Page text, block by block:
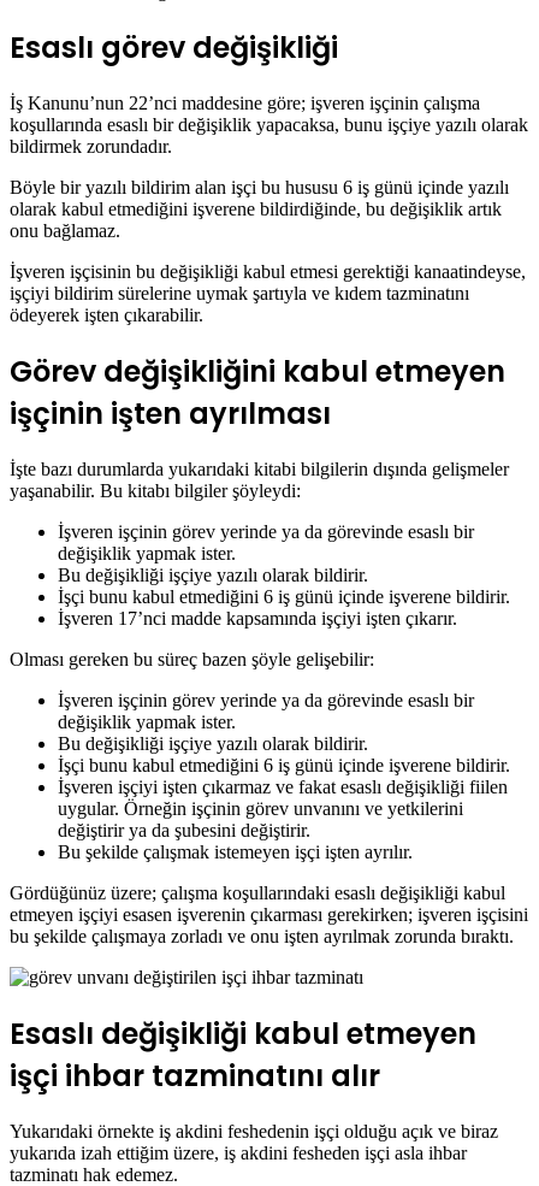
Esaslı görev değişikliği
İş Kanunu’nun 22’nci maddesine göre; işveren işçinin çalışma
koşullarında esaslı bir değişiklik yapacaksa, bunu işçiye yazılı olarak
bildirmek zorundadır.
Böyle bir yazılı bildirim alan işçi bu hususu 6 iş günü içinde yazılı
olarak kabul etmediğini işverene bildirdiğinde, bu değişiklik artık
onu bağlamaz.
İşveren işçisinin bu değişikliği kabul etmesi gerektiği kanaatindeyse,
işçiyi bildirim sürelerine uymak şartıyla ve kıdem tazminatını
ödeyerek işten çıkarabilir.
Görev değişikliğini kabul etmeyen
işçinin işten ayrılması
İşte bazı durumlarda yukarıdaki kitabi bilgilerin dışında gelişmeler
yaşanabilir. Bu kitabı bilgiler şöyleydi:
İşveren işçinin görev yerinde ya da görevinde esaslı bir
değişiklik yapmak ister.
Bu değişikliği işçiye yazılı olarak bildirir.
İşçi bunu kabul etmediğini 6 iş günü içinde işverene bildirir.
İşveren 17’nci madde kapsamında işçiyi işten çıkarır.
Olması gereken bu süreç bazen şöyle gelişebilir:
İşveren işçinin görev yerinde ya da görevinde esaslı bir
değişiklik yapmak ister.
Bu değişikliği işçiye yazılı olarak bildirir.
İşçi bunu kabul etmediğini 6 iş günü içinde işverene bildirir.
İşveren işçiyi işten çıkarmaz ve fakat esaslı değişikliği fiilen
uygular. Örneğin işçinin görev unvanını ve yetkilerini
değiştirir ya da şubesini değiştirir.
Bu şekilde çalışmak istemeyen işçi işten ayrılır.
Gördüğünüz üzere; çalışma koşullarındaki esaslı değişikliği kabul
etmeyen işçiyi esasen işverenin çıkarması gerekirken; işveren işçisini
bu şekilde çalışmaya zorladı ve onu işten ayrılmak zorunda bıraktı.
Esaslı değişikliği kabul etmeyen
işçi ihbar tazminatını alır
Yukarıdaki örnekte iş akdini feshedenin işçi olduğu açık ve biraz
yukarıda izah ettiğim üzere, iş akdini fesheden işçi asla ihbar
tazminatı hak edemez.